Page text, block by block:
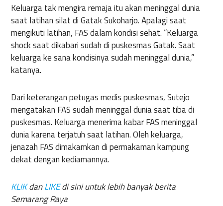
Keluarga tak mengira remaja itu akan meninggal dunia
saat latihan silat di Gatak Sukoharjo. Apalagi saat
mengikuti latihan, FAS dalam kondisi sehat. “Keluarga
shock saat dikabari sudah di puskesmas Gatak. Saat
keluarga ke sana kondisinya sudah meninggal dunia,”
katanya.
Dari keterangan petugas medis puskesmas, Sutejo
mengatakan FAS sudah meninggal dunia saat tiba di
puskesmas. Keluarga menerima kabar FAS meninggal
dunia karena terjatuh saat latihan. Oleh keluarga,
jenazah FAS dimakamkan di permakaman kampung
dekat dengan kediamannya.
KLIKdanLIKEdi sini untuk lebih banyak berita
Semarang Raya